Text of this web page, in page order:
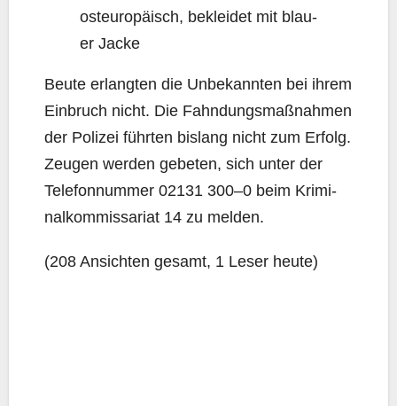
ost­eu­ro­pä­isch, beklei­det mit blau­
er Jacke
Beu­te erlang­ten die Unbe­kann­ten bei ihrem
Ein­bruch nicht. Die Fahn­dungs­maß­nah­men
der Poli­zei führ­ten bis­lang nicht zum Erfolg.
Zeu­gen wer­den gebe­ten, sich unter der
Tele­fon­num­mer 02131 300–0 beim Kri­mi­
nal­kom­mis­sa­ri­at 14 zu melden.
(208 Ansich­ten gesamt, 1 Leser heute)